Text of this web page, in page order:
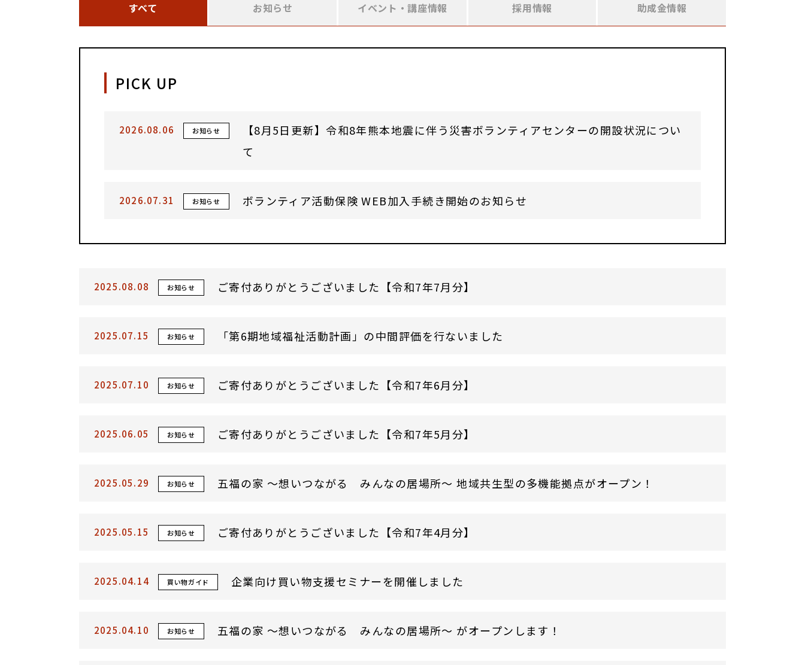
すべて お知らせ イベント・講座情報 採用情報 助成金情報
PICK UP
2026.08.06 お知らせ
【8月5日更新】令和8年熊本地震に伴う災害ボランティアセンターの開設状況につい
て
2026.07.31 お知らせ ボランティア活動保険 WEB加入手続き開始のお知らせ
2025.08.08 お知らせ ご寄付ありがとうございました【令和7年7月分】
2025.07.15 お知らせ 「第6期地域福祉活動計画」の中間評価を行ないました
2025.07.10 お知らせ ご寄付ありがとうございました【令和7年6月分】
2025.06.05 お知らせ ご寄付ありがとうございました【令和7年5月分】
2025.05.29 お知らせ 五福の家 ～想いつながる みんなの居場所～ 地域共生型の多機能拠点がオープン！
2025.05.15 お知らせ ご寄付ありがとうございました【令和7年4月分】
2025.04.14 買い物ガイド 企業向け買い物支援セミナーを開催しました
2025.04.10 お知らせ 五福の家 ～想いつながる みんなの居場所～ がオープンします！